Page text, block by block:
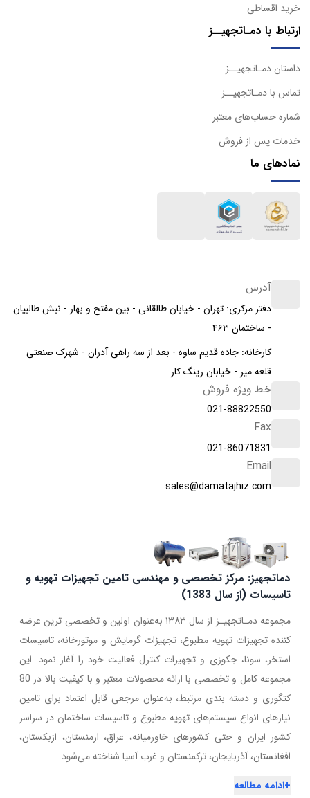
خرید اقساطی
ارتباط با دمـاتجهیــز
داستان دمـاتجهیــز
تماس با دمـاتجهیــز
شماره حساب‌های معتبر
خدمات پس از فروش
نمادهای ما
آدرس
دفتر مرکزی: تهران - خیابان طالقانی - بین مفتح و بهار - نبش طالبیان
- ساختمان ۴۶۳
کارخانه: جاده قدیم ساوه - بعد از سه راهی آدران - شهرک صنعتی
قلعه میر - خیابان رینگ کار
خط ویژه فروش
021-88822550
Fax
021-86071831
Email
sales@damatajhiz.com
دماتجهیز: مرکز تخصصی و مهندسی تامین تجهیزات تهویه و
تاسیسات (از سال 1383)
مجموعه دمـاتجهیـز از سال ۱۳۸۳ به‌عنوان اولین و تخصصی ترین عرضه
کننده تجهیزات تهویه مطبوع، تجهیزات گرمایش و موتورخانه، تاسیسات
استخر، سونا، جکوزی و تجهیزات کنترل فعالیت خود را آغاز نمود. این
مجموعه کامل و تخصصی با ارائه محصولات معتبر و با کیفیت بالا در 80
کتگوری و دسته بندی مرتبط، به‌عنوان مرجعی قابل اعتماد برای تامین
نیازهای انواع سیستم‌های تهویه مطبوع و تاسیسات ساختمان در سراسر
کشور ایران و حتی کشورهای خاورمیانه، عراق، ارمنستان، ازبکستان،
افغانستان، آذربایجان، ترکمنستان و غرب آسیا شناخته می‌شود.
+ادامه مطالعه